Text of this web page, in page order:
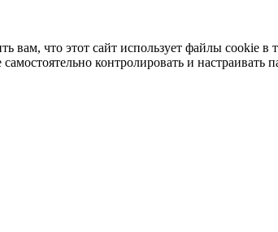
что этот сайт использует файлы cookie в
контролировать и